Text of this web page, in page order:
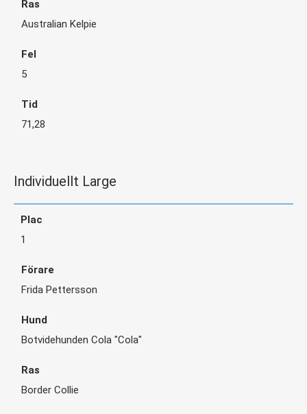
Australian Kelpie
5
71,28
Individuellt Large
1
Frida Pettersson
Botvidehunden Cola "Cola"
Border Collie